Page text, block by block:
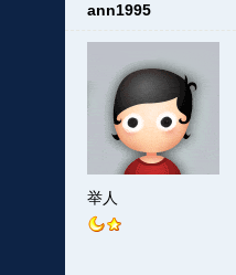
ann1995
举人